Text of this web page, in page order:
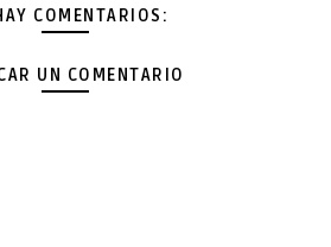
COMENTARIOS:
UN COMENTARIO